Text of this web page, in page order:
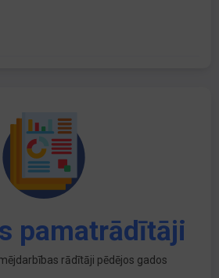
pamatrādītāji
rādītāji pēdējos gados